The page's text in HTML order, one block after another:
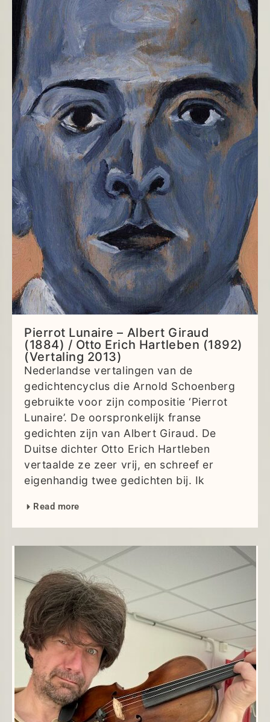
Pierrot Lunaire – Albert Giraud
(1884) / Otto Erich Hartleben (1892)
(Vertaling 2013)
Nederlandse vertalingen van de
gedichtencyclus die Arnold Schoenberg
gebruikte voor zijn compositie ‘Pierrot
Lunaire’. De oorspronkelijk franse
gedichten zijn van Albert Giraud. De
Duitse dichter Otto Erich Hartleben
vertaalde ze zeer vrij, en schreef er
eigenhandig twee gedichten bij. Ik
Read more